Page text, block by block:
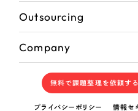
Outsourcing
Company
無料で課題整理を依頼する
プライバシーポリシー 情報セ